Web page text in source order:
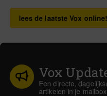
lees de laatste Vox online!
Vox
Een directe,
artikelen in je